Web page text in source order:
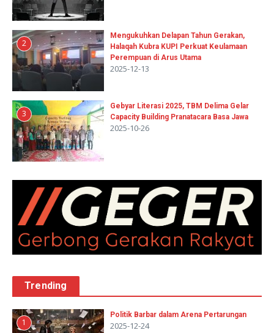
2
Mengukuhkan Delapan Tahun Gerakan,
Halaqah Kubra KUPI Perkuat Keulamaan
Perempuan di Arus Utama
2025-12-13
3
Gebyar Literasi 2025, TBM Delima Gelar
Capacity Building Pranatacara Basa Jawa
2025-10-26
Trending
1
Politik Barbar dalam Arena Pertarungan
2025-12-24